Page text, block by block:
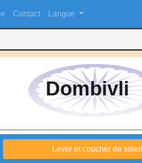
Contact Langue
Dombivli
Lever et coucher de soleil